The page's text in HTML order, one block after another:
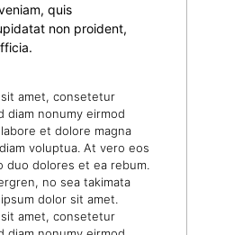
quis
non proident,
amet, consetetur
diam nonumy eirmod
et dolore magna
voluptua. At vero eos
duo dolores et ea rebum.
no sea takimata
dolor sit amet.
amet, consetetur